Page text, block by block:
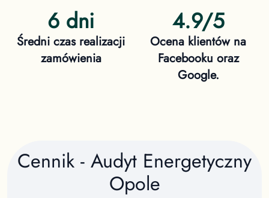
6 dni
Średni czas realizacji
zamówienia
4.9/5
Ocena klientów na
Facebooku oraz
Google.
Cennik - Audyt Energetyczny
Opole